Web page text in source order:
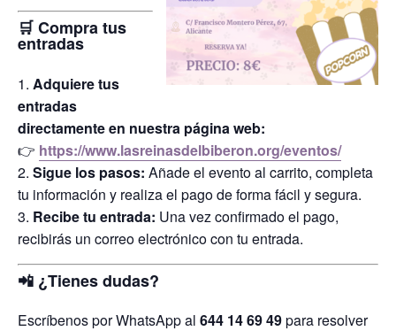
🛒Compra tus
entradas
Adquiere tus
entradas
directamente en nuestra página web:
👉 https://www.lasreinasdelbiberon.org/eventos/
Sigue los pasos: Añade el evento al carrito, completa
tu información y realiza el pago de forma fácil y segura.
Recibe tu entrada: Una vez confirmado el pago,
recibirás un correo electrónico con tu entrada.
📲 ¿Tienes dudas?
Escríbenos por WhatsApp al 644 14 69 49para resolver